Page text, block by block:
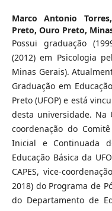
Marco Antonio
Preto, Ouro Preto,
Possui graduação
(2012) em Psicologia
Minas Gerais).
Graduação em
Preto (UFOP) e está
desta universidade. Na
coordenação do
Inicial e Continuada
Educação Básica da
CAPES, vice-
2018) do Programa de
do Departamento de